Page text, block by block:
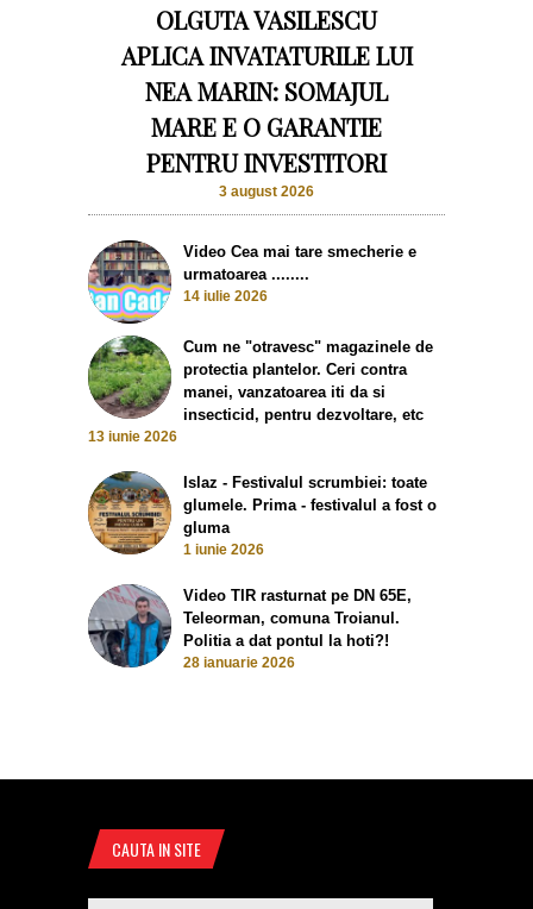
OLGUTA VASILESCU
APLICA INVATATURILE LUI
NEA MARIN: SOMAJUL
MARE E O GARANTIE
PENTRU INVESTITORI
3 august 2026
Video Cea mai tare smecherie e
urmatoarea ........
14 iulie 2026
Cum ne "otravesc" magazinele de
protectia plantelor. Ceri contra
manei, vanzatoarea iti da si
insecticid, pentru dezvoltare, etc
13 iunie 2026
Islaz - Festivalul scrumbiei: toate
glumele. Prima - festivalul a fost o
gluma
1 iunie 2026
Video TIR rasturnat pe DN 65E,
Teleorman, comuna Troianul.
Politia a dat pontul la hoti?!
28 ianuarie 2026
CAUTA IN SITE